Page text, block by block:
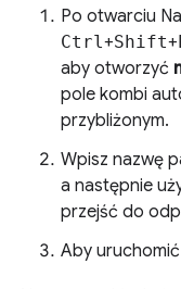
Po otwarciu
Ctrl+Shift+
aby otworzyć
pole kombi
przybliżonym.
Wpisz nazwę
a następnie
przejść do
Aby